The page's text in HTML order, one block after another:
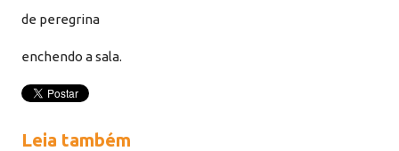
de peregrina
enchendo a sala.
Leia também